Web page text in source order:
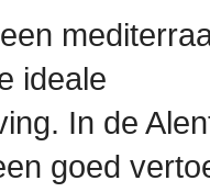
ideale
In de
goed